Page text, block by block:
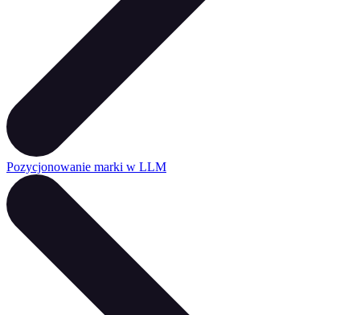
Pozycjonowanie marki w LLM